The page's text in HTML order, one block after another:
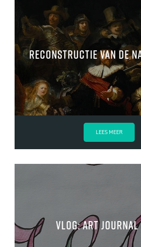
Reconstructie van de
LEES MEER
VLOG: Art